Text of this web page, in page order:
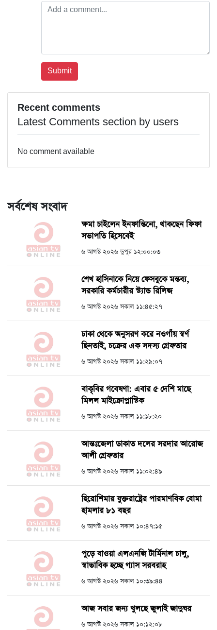
Recent comments
Latest Comments section by users
No comment available
সর্বশেষ সংবাদ
ক্ষমা চাইলেন ইনফান্তিনো, থাকছেন ফিফা
সভাপতি হিসেবেই
৬ আগস্ট ২০২৬ দুপুর ১২:০০:০৩
শেখ হাসিনাকে নিয়ে ফেসবুকে মন্তব্য,
সরকারি কর্মচারীর স্ট্যান্ড রিলিজ
৬ আগস্ট ২০২৬ সকাল ১১:৪৫:২৭
ঢাকা থেকে অনুসরণ করে নওগাঁয় স্বর্ণ
ছিনতাই, চক্রের এক সদস্য গ্রেফতার
৬ আগস্ট ২০২৬ সকাল ১১:২৯:০৭
বাকৃবির গবেষণা: এবার ৫ দেশি মাছে
মিলল মাইক্রোপ্লাস্টিক
৬ আগস্ট ২০২৬ সকাল ১১:১৮:২০
আন্তঃজেলা ডাকাত দলের সরদার আরোজ
আলী গ্রেফতার
৬ আগস্ট ২০২৬ সকাল ১১:০২:৪৯
হিরোশিমায় যুক্তরাষ্ট্রের পারমাণবিক বোমা
হামলার ৮১ বছর
৬ আগস্ট ২০২৬ সকাল ১০:৪৭:১৫
পুড়ে যাওয়া এলএনজি টার্মিনাল চালু,
স্বাভাবিক হচ্ছে গ্যাস সরবরাহ
৬ আগস্ট ২০২৬ সকাল ১০:৩৯:৪৪
আজ সবার জন্য খুলছে জুলাই জাদুঘর
৬ আগস্ট ২০২৬ সকাল ১০:১২:০৮